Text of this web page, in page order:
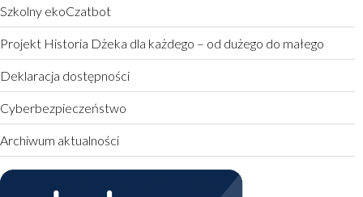
Szkolny ekoCzatbot
Projekt Historia Dżeka dla każdego – od dużego do małego
Deklaracja dostępności
Cyberbezpieczeństwo
Archiwum aktualności